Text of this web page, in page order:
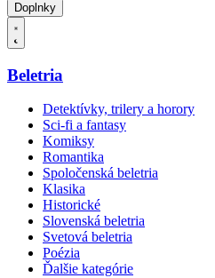
Doplnky
Beletria
Detektívky, trilery a horory
Sci-fi a fantasy
Komiksy
Romantika
Spoločenská beletria
Klasika
Historické
Slovenská beletria
Svetová beletria
Poézia
Ďalšie kategórie